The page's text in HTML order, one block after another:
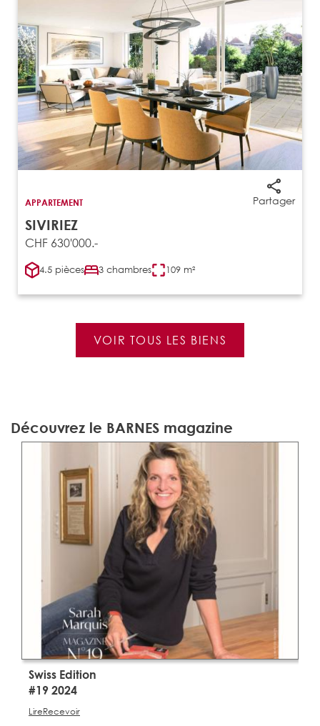
Partager
APPARTEMENT
SIVIRIEZ
CHF 630'000.-
4.5 pièces 3 chambres 109 m²
VOIR TOUS LES BIENS
Découvrez le BARNES magazine
Swiss Edition
#19 2024
LireRecevoir